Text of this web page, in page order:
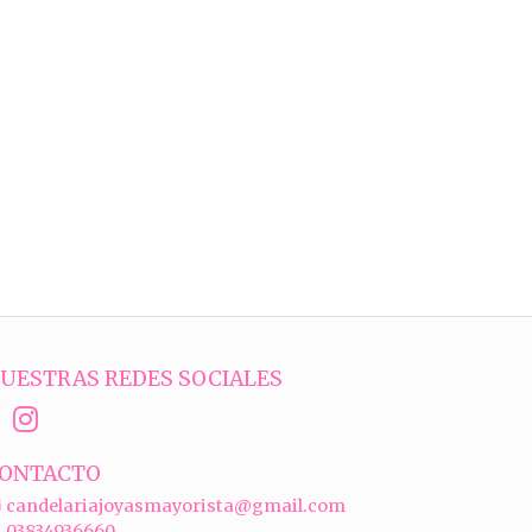
REDES SOCIALES
candelariajoyasmayorista@gmail.com